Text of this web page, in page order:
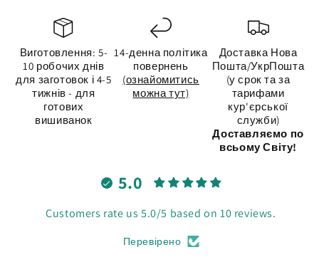
Виготовлення: 5-
10 робочих днів
для заготовок і 4-5
тижнів - для
готових
вишиванок
14-денна політика
повернень
(ознайомитись
можна тут)
Доставка Нова
Пошта/УкрПошта
(у срок та за
тарифами
кур'єрської
служби)
Доставляємо по
всьому Світу!
5.0
Customers rate us 5.0/5 based on 10 reviews.
Перевірено